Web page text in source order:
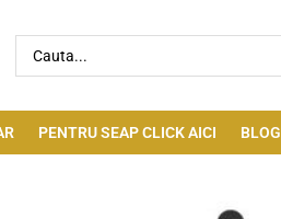
PENTRU SEAP CLICK AICI BLOG